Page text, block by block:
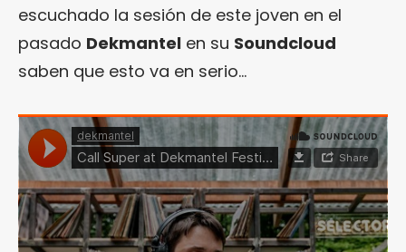
escuchado la sesión de este joven en el
pasado Dekmantel en su Soundcloud
saben que esto va en serio…